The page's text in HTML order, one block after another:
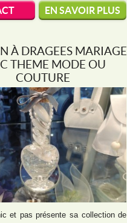
EN SAVOIR PLUS
À DRAGEES MARIAGE
THEME MODE OU
COUTURE
et pas présente sa collection de